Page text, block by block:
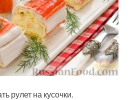
рулет на кусочки.